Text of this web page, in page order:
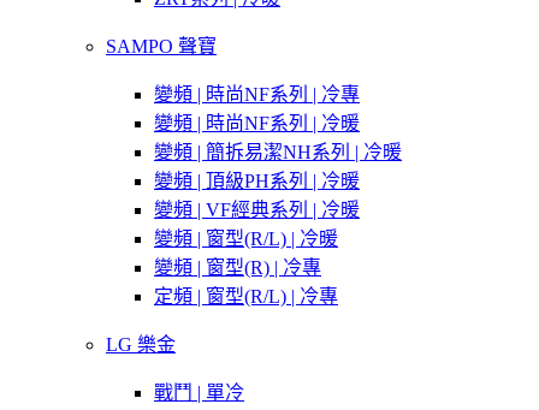
SAMPO 聲寶
變頻 | 時尚NF系列 | 冷專
變頻 | 時尚NF系列 | 冷暖
變頻 | 簡拆易潔NH系列 | 冷暖
變頻 | 頂級PH系列 | 冷暖
變頻 | VF經典系列 | 冷暖
變頻 | 窗型(R/L) | 冷暖
變頻 | 窗型(R) | 冷專
定頻 | 窗型(R/L) | 冷專
LG 樂金
戰鬥 | 單冷